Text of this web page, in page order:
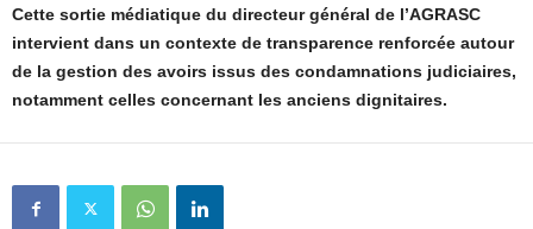
Cette sortie médiatique du directeur général de l’AGRASC
intervient dans un contexte de transparence renforcée autour
de la gestion des avoirs issus des condamnations judiciaires,
notamment celles concernant les anciens dignitaires.